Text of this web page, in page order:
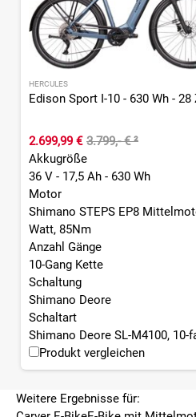
HERCULES
2.699,99 € 3.799,- €²
Akkugröße
36 V - 17,5 Ah - 630 Wh
Motor
Shimano STEPS EP8
Watt, 85Nm
Anzahl Gänge
10-Gang Kette
Schaltung
Shimano Deore
Schaltart
Shimano Deore SL-M4100, 10-
Produkt vergleichen
Weitere Ergebnisse für: